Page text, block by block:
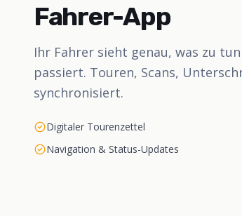
Fahrer-App
Ihr Fahrer sieht genau, was zu
passiert. Touren, Scans,
synchronisiert.
Digitaler Tourenzettel
Navigation & Status-Updates